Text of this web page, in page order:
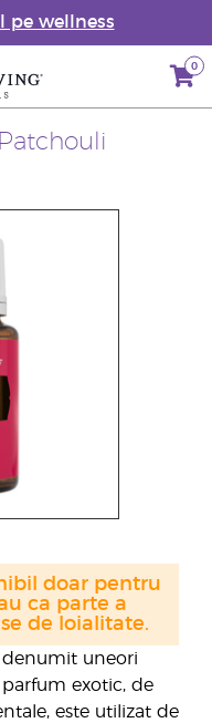
pe wellness
0
denumit uneori
parfum exotic, de
este utilizat de
doar pentru
ca parte a
de loialitate.